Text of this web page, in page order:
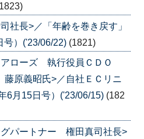
長>／「年齢を巻き戻す」
号）('23/06/22) (1821)
アローズ 執行役員ＣＤＯ
原義昭氏>／自社ＥＣリニ
6月15日号）('23/06/15) (182
パートナー 権田真司社長>